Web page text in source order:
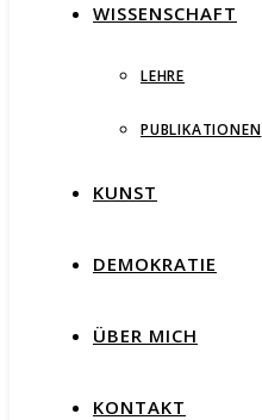
WISSENSCHAFT
LEHRE
PUBLIKATIONEN
KUNST
DEMOKRATIE
ÜBER MICH
KONTAKT